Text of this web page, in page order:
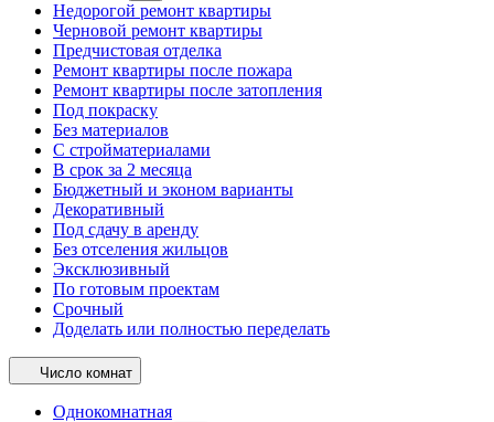
Недорогой ремонт квартиры
Черновой ремонт квартиры
Предчистовая отделка
Ремонт квартиры после пожара
Ремонт квартиры после затопления
Под покраску
Без материалов
С стройматериалами
В срок за 2 месяца
Бюджетный и эконом варианты
Декоративный
Под сдачу в аренду
Без отселения жильцов
Эксклюзивный
По готовым проектам
Срочный
Доделать или полностью переделать
Число комнат
Однокомнатная